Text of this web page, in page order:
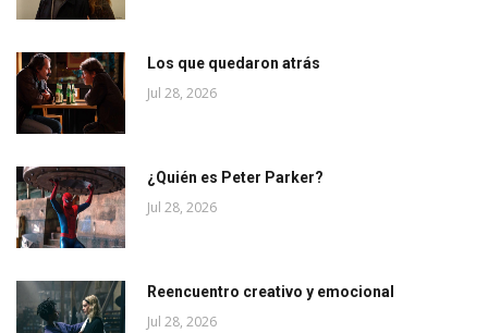
Los que quedaron atrás
Jul 28, 2026
¿Quién es Peter Parker?
Jul 28, 2026
Reencuentro creativo y emocional
Jul 28, 2026